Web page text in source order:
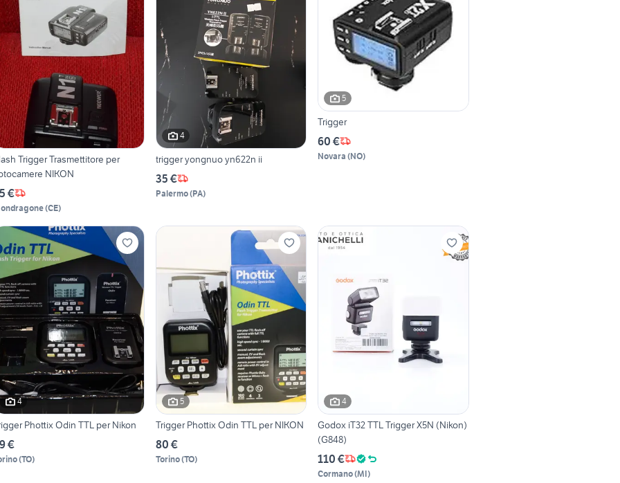
Trigger Trasmettitore per
NIKON
€
(CE)
4
trigger yongnuo yn622n ii
35 €
Palermo(PA)
5
Trigger
60 €
Novara (NO)
4
Phottix Odin TTL per Nikon
€
(TO)
5
Trigger Phottix Odin TTL per NIKON
80 €
Torino(TO)
4
Godox iT32 TTL Trigger X5N (Nikon)
(G848)
110 €
Cormano(MI)